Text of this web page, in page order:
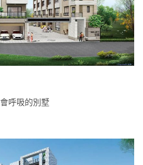
呼吸的別墅